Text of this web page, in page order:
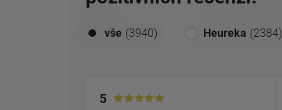
vše (3940) Heureka (2384)
5